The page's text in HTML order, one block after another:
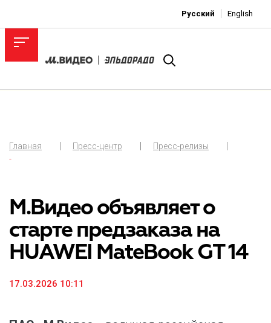
Русский English
Главная Пресс-центр
Пресс-релизы
-
М.Видео объявляет о
старте предзаказа на
HUAWEI MateBook GT 14
17.03.2026 10:11